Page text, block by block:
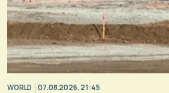
WORLD 07.08.2026, 21:45